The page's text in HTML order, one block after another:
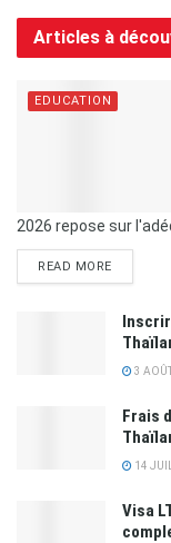
Articles à
EDUCATION
2026 repose sur
READ MORE
3
Frais
14
Visa